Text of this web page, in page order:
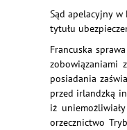
Sąd apelacyjny
tytułu
Francuska
zobowiązaniami
posiadania
przed irlandzką
iż
orzecznictwo